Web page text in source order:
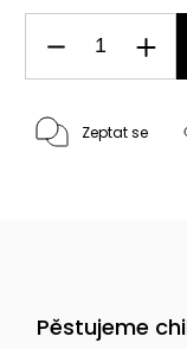
Zeptat se
Pěstujeme